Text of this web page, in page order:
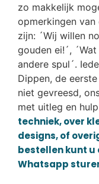
zo makkelijk
opmerkingen
zijn: ´Wij willen
gouden ei!´,
andere spul´.
Dippen, de
niet gevreesd,
met uitleg en
techniek, over
designs, of
bestellen kunt u
Whatsapp